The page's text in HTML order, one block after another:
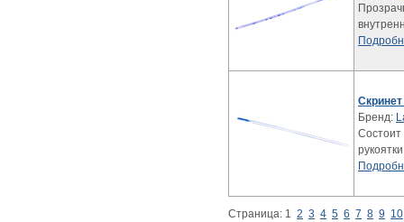
Бренд:
Страница: 1 2 3 4 5 6 7 8 9 10